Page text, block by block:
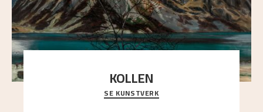
KOLLEN
Et ruvende fjell dominerer bildeflaten, og står i
sterk kontrast til det spinkle rognetreet ute
SE KUNSTVERK